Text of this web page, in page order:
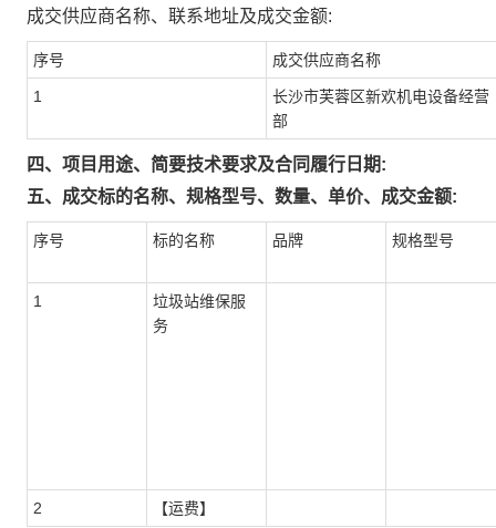
成交供应商名称、联系地址及成交金额:
序号 成交供应商名称
1
长沙市芙蓉区新欢机电设备经营
部
四、项目用途、简要技术要求及合同履行日期:
五、成交标的名称、规格型号、数量、单价、成交金额:
序号 标的名称 品牌 规格型号
1
垃圾站维保服
务
2 【运费】